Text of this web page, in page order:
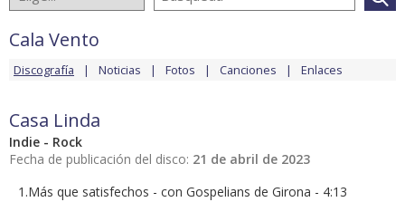
Cala Vento
Discografía Noticias Fotos Canciones Enlaces
Casa Linda
Indie - Rock
Fecha de publicación del disco: 21 de abril de 2023
1.Más que satisfechos - con Gospelians de Girona - 4:13